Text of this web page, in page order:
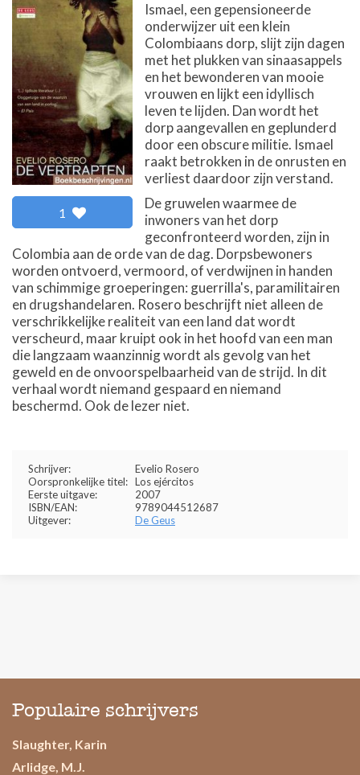
1
Ismael, een gepensioneerde
onderwijzer uit een klein
Colombiaans dorp, slijt zijn dagen
met het plukken van sinaasappels
en het bewonderen van mooie
vrouwen en lijkt een idyllisch
leven te lijden. Dan wordt het
dorp aangevallen en geplunderd
door een obscure militie. Ismael
raakt betrokken in de onrusten en
verliest daardoor zijn verstand.
De gruwelen waarmee de
inwoners van het dorp
geconfronteerd worden, zijn in
Colombia aan de orde van de dag. Dorpsbewoners
worden ontvoerd, vermoord, of verdwijnen in handen
van schimmige groeperingen: guerrilla's, paramilitairen
en drugshandelaren. Rosero beschrijft niet alleen de
verschrikkelijke realiteit van een land dat wordt
verscheurd, maar kruipt ook in het hoofd van een man
die langzaam waanzinnig wordt als gevolg van het
geweld en de onvoorspelbaarheid van de strijd. In dit
verhaal wordt niemand gespaard en niemand
beschermd. Ook de lezer niet.
Schrijver:
Evelio Rosero
Oorspronkelijke titel: Los ejércitos
Eerste uitgave:
2007
ISBN/EAN:
9789044512687
Uitgever:
De Geus
Populaire schrijvers
Slaughter, Karin
Arlidge, M.J.